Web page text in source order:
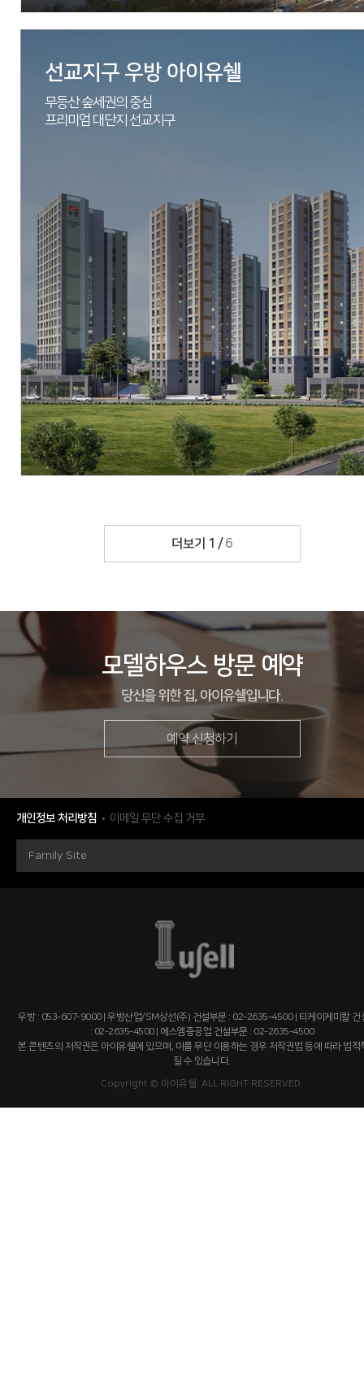
현장 대구광역시 달성군 화원읍 설화리 778-1번지 일원
시행 위탁:뉴동남산업개발, 신탁:아시아신탁
시공 에스엠상선(주), (주)우방
세대수 총 320세대
분양문의 053-643-3888
자세히 보기
선교지구 우방 아이유쉘
무등산 숲세권의 중심
프리미엄 대단지 선교지구
현장 광주광역시 동구 선교지구 1BL
분양문의
더보기 1 / 6
모델하우스 방문 예약
당신을 위한 집, 아이유쉘입니다.
예약 신청하기
개인정보 처리방침 이메일 무단 수집 거부
Family Site
우방 : 053-607-9000 | 우방산업/SM상선(주) 건설부문 : 02-2635-4500 | 티케이케미칼 건
: 02-2635-4500 | 에스엠중공업 건설부문 : 02-2635-4500
본 콘텐츠의 저작권은 아이유쉘에 있으며, 이를 무단 이용하는 경우 저작권법 등에 따라 법적
질 수 있습니다.
Copyright © 아이유쉘. ALL RIGHT RESERVED.